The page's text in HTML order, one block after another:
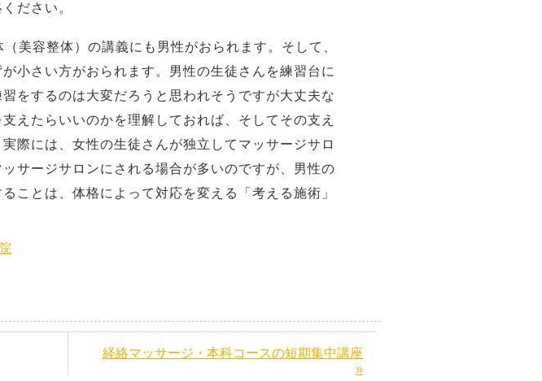
ださい。
美容整体）の講義にも男性がおられます。そして、
小さい方がおられます。男性の生徒さんを練習台に
をするのは大変だろうと思われそうですが大丈夫な
えたらいいのかを理解しておれば、そしてその支え
際には、女性の生徒さんが独立してマッサージサロ
サージサロンにされる場合が多いのですが、男性の
ことは、体格によって対応を変える「考える施術」
経絡マッサージ・本科コースの短期集中講座
»